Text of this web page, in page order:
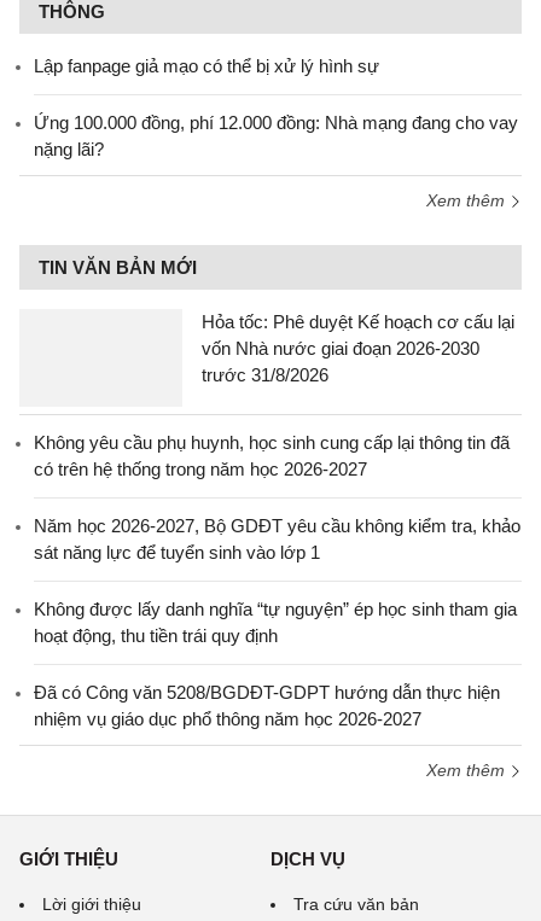
THÔNG
Lập fanpage giả mạo có thể bị xử lý hình sự
Ứng 100.000 đồng, phí 12.000 đồng: Nhà mạng đang cho vay
nặng lãi?
Xem thêm
TIN VĂN BẢN MỚI
Hỏa tốc: Phê duyệt Kế hoạch cơ cấu lại
vốn Nhà nước giai đoạn 2026-2030
trước 31/8/2026
Không yêu cầu phụ huynh, học sinh cung cấp lại thông tin đã
có trên hệ thống trong năm học 2026-2027
Năm học 2026-2027, Bộ GDĐT yêu cầu không kiểm tra, khảo
sát năng lực để tuyển sinh vào lớp 1
Không được lấy danh nghĩa “tự nguyện” ép học sinh tham gia
hoạt động, thu tiền trái quy định
Đã có Công văn 5208/BGDĐT-GDPT hướng dẫn thực hiện
nhiệm vụ giáo dục phổ thông năm học 2026-2027
Xem thêm
GIỚI THIỆU
Lời giới thiệu
DỊCH VỤ
Tra cứu văn bản